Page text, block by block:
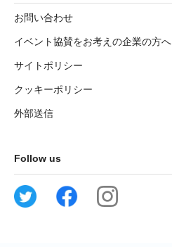
お問い合わせ
イベント協賛をお考えの企業の方へ
サイトポリシー
クッキーポリシー
外部送信
Follow us